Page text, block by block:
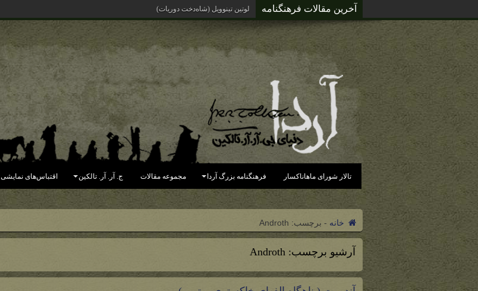
آخرین مقالات فرهنگنامه لوتین تینوویل (شاه‌دخت دوریات)
تالار شورای ماهاناکسار فرهنگنامه بزرگ آردا مجموعه مقالات ج. آر. آر. تالکین اقتباس‌های نمایشی
خانه - برچسب: Androth
آرشیو برچسب:Androth